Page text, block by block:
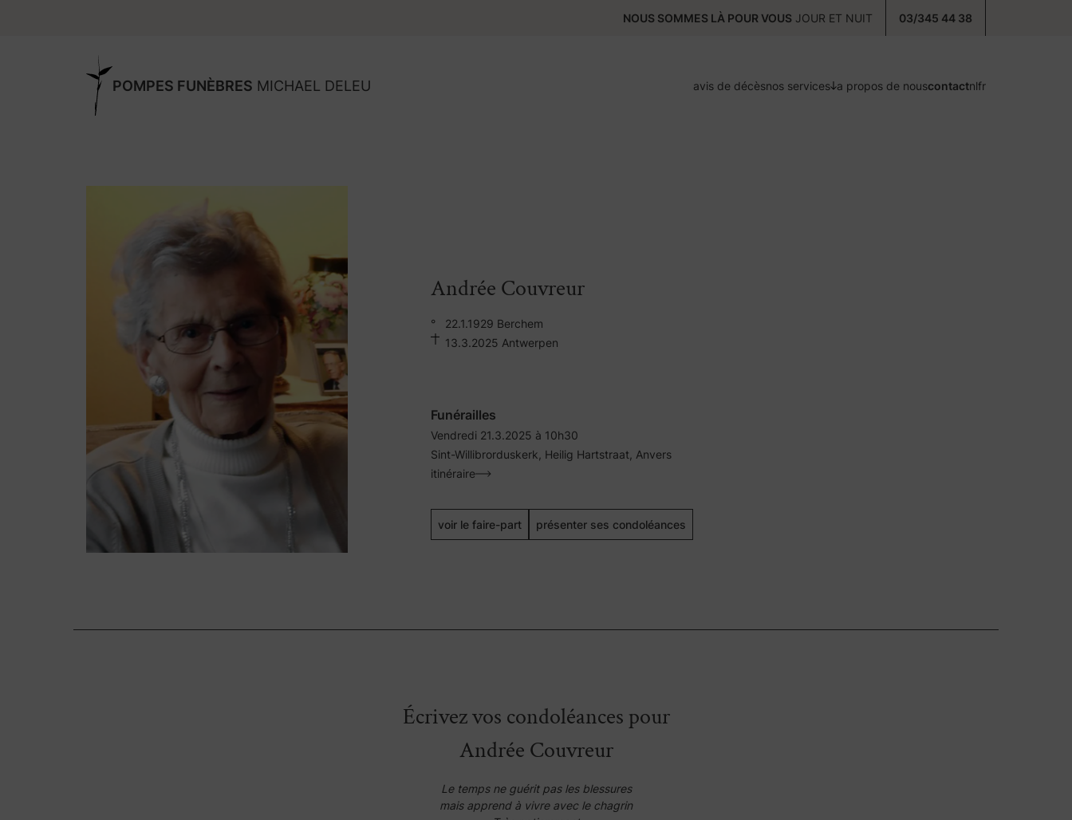
NOUS SOMMES LÀ POUR VOUS JOUR ET NUIT 03/345 44 38
POMPES FUNÈBRES MICHAEL DELEU avis de décèsnos services a propos de nouscontactnlfr
Andrée Couvreur
°
22.1.1929 Berchem
13.3.2025 Antwerpen
Funérailles
Vendredi 21.3.2025 à 10h30
Sint-Willibrorduskerk, Heilig Hartstraat, Anvers
itinéraire
voir le faire-part présenter ses condoléances
Écrivez vos condoléances pour
Andrée Couvreur
Le temps ne guérit pas les blessures
mais apprend à vivre avec le chagrin